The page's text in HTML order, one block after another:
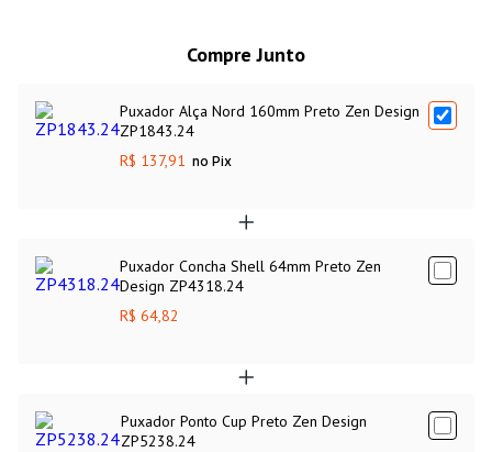
Compre Junto
Puxador Alça Nord 160mm Preto Zen Design
ZP1843.24
R$ 137,91 no Pix
Puxador Concha Shell 64mm Preto Zen
Design ZP4318.24
R$ 64,82
Puxador Ponto Cup Preto Zen Design
ZP5238.24